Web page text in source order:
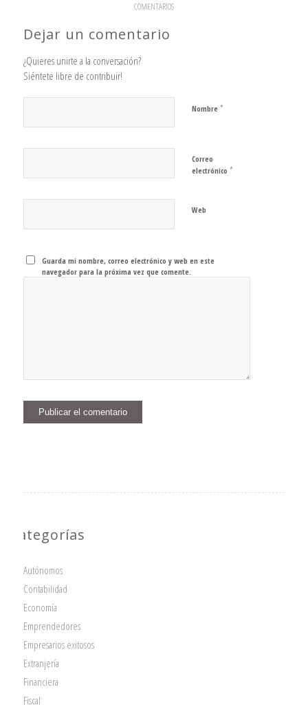
COMENTARIOS
Dejar un comentario
¿Quieres unirte a la conversación?
Siéntete libre de contribuir!
Nombre *
Correo
electrónico *
Web
Guarda mi nombre, correo electrónico y web en este
navegador para la próxima vez que comente.
Categorías
Autónomos
Contabilidad
Economía
Emprendedores
Empresarios exitosos
Extranjería
Financiera
Fiscal